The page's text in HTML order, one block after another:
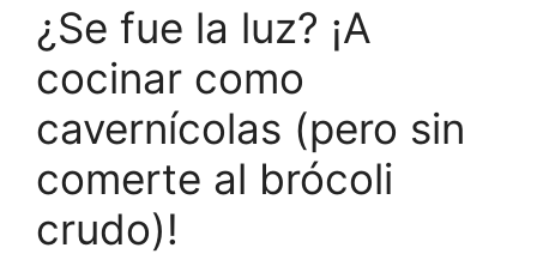
¿Se fue la luz? ¡A
cocinar como
cavernícolas (pero sin
comerte al brócoli
crudo)!